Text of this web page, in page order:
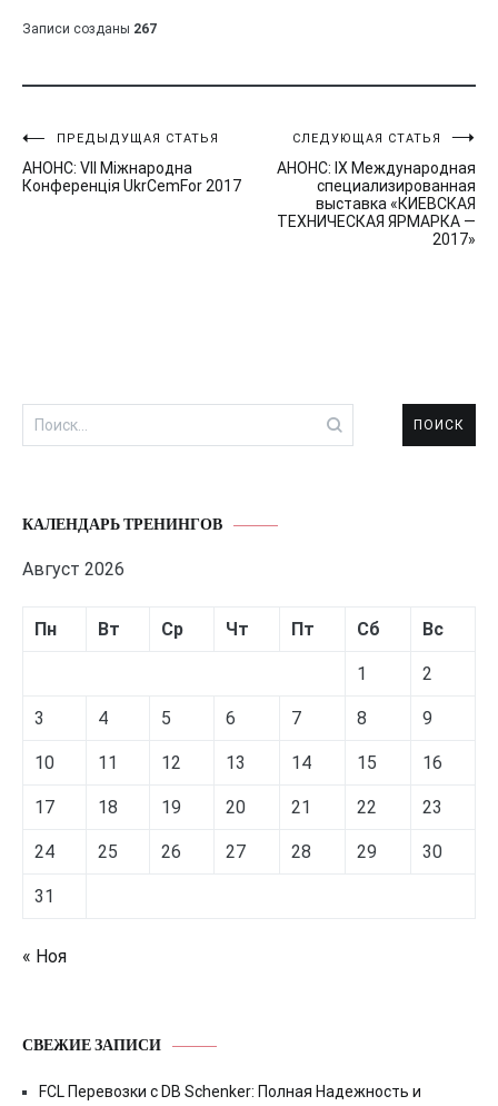
Записи созданы 267
Навигация
по
ПРЕДЫДУЩАЯ СТАТЬЯ
АНОНС: VIІ Міжнародна
Конференція UkrCemFor 2017
СЛЕДУЮЩАЯ СТАТЬЯ
АНОНС: IX Международная
специализированная
выставка «КИЕВСКАЯ
ТЕХНИЧЕСКАЯ ЯРМАРКА —
2017»
Найти:
КАЛЕНДАРЬ ТРЕНИНГОВ
Август 2026
Пн Вт Ср Чт Пт Сб Вс
1 2
3 4 5 6 7 8 9
10 11 12 13 14 15 16
17 18 19 20 21 22 23
24 25 26 27 28 29 30
31
« Ноя
СВЕЖИЕ ЗАПИСИ
FCL Перевозки с DB Schenker: Полная Надежность и